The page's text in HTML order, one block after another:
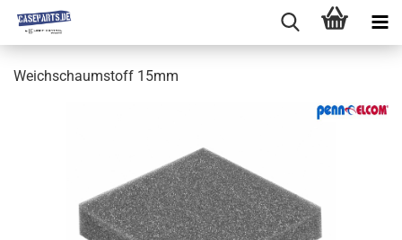
Weichschaumstoff 15mm